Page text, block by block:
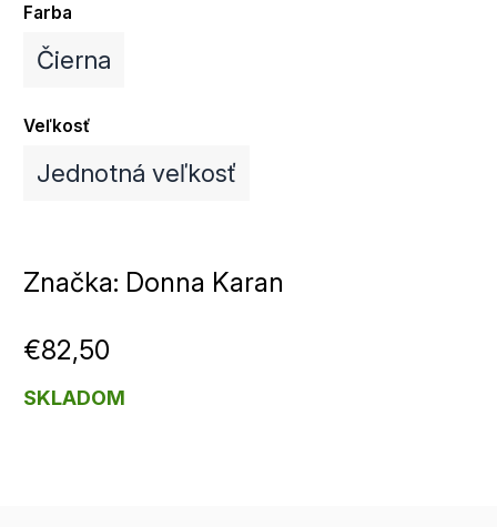
Farba
Čierna
Veľkosť
Jednotná veľkosť
Značka: Donna Karan
€82,50
SKLADOM